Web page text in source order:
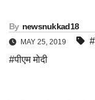
By newsnukkad18
MAY 25, 2019
#पीएम मोदी